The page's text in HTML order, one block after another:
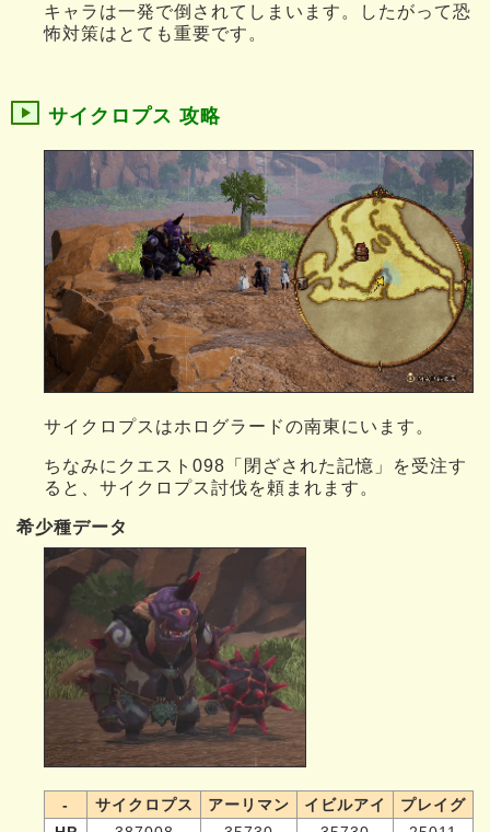
キャラは一発で倒されてしまいます。したがって恐
怖対策はとても重要です。
サイクロプス 攻略
サイクロプスはホログラードの南東にいます。
ちなみにクエスト098「閉ざされた記憶」を受注す
ると、サイクロプス討伐を頼まれます。
希少種データ
- サイクロプス アーリマン イビルアイ
プレイグ